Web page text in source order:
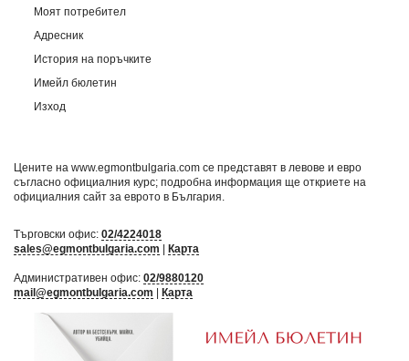
Моят потребител
Адресник
История на поръчките
Имейл бюлетин
Изход
Цените на www.egmontbulgaria.com се представят в левове и евро
съгласно официалния курс; подробна информация ще откриете на
официалния сайт за еврото в България
Търговски офис: 02/4224018
sales@egmontbulgaria.com | Карта
Административен офис: 02/9880120
mail@egmontbulgaria.com | Карта